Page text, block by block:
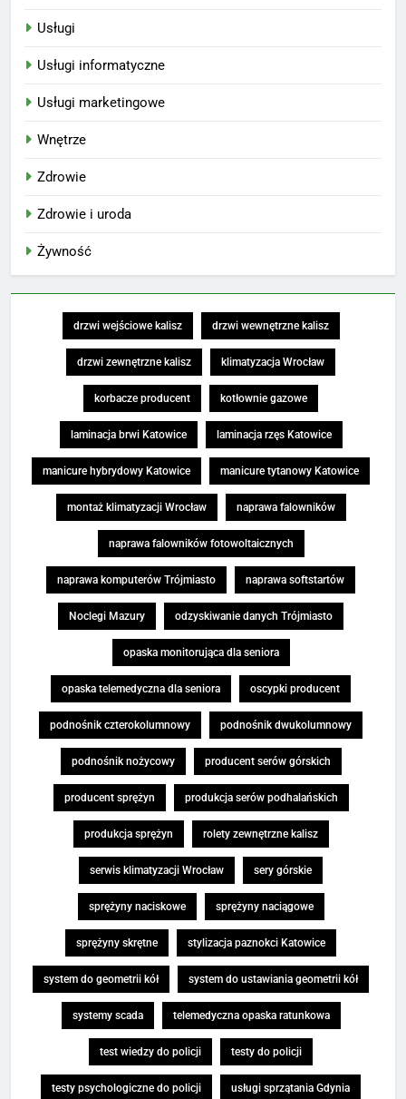
Usługi
Usługi informatyczne
Usługi marketingowe
Wnętrze
Zdrowie
Zdrowie i uroda
Żywność
drzwi wejściowe kalisz drzwi wewnętrzne kalisz
drzwi zewnętrzne kalisz klimatyzacja Wrocław
korbacze producent kotłownie gazowe
laminacja brwi Katowice laminacja rzęs Katowice
manicure hybrydowy Katowice manicure tytanowy Katowice
montaż klimatyzacji Wrocław naprawa falowników
naprawa falowników fotowoltaicznych
naprawa komputerów Trójmiasto naprawa softstartów
Noclegi Mazury odzyskiwanie danych Trójmiasto
opaska monitorująca dla seniora
opaska telemedyczna dla seniora oscypki producent
podnośnik czterokolumnowy podnośnik dwukolumnowy
podnośnik nożycowy producent serów górskich
producent sprężyn produkcja serów podhalańskich
produkcja sprężyn rolety zewnętrzne kalisz
serwis klimatyzacji Wrocław sery górskie
sprężyny naciskowe sprężyny naciągowe
sprężyny skrętne stylizacja paznokci Katowice
system do geometrii kół system do ustawiania geometrii kół
systemy scada telemedyczna opaska ratunkowa
test wiedzy do policji testy do policji
testy psychologiczne do policji usługi sprzątania Gdynia